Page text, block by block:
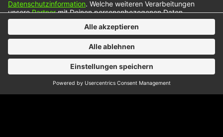
„Red Lights“ klingt im Vergleich ausproduzierter
und…